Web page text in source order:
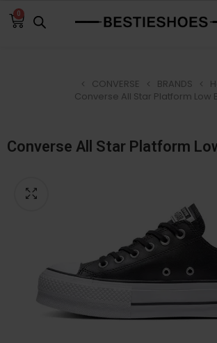
0
BRANDS
CONVERSE
Converse All Star Platform Low
Converse All Star Platform